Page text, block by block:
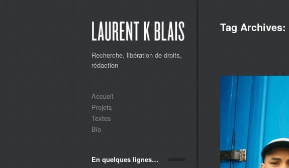
Recherche, libération de droits,
rédaction
Accueil
Projets
Textes
Bio
En quelques lignes…
Tag Archives: